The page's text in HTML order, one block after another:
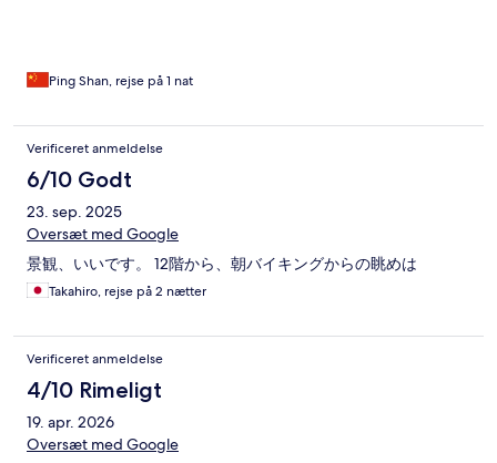
Ping Shan, rejse på 1 nat
Verificeret anmeldelse
6/10 Godt
23. sep. 2025
Oversæt med Google
景観、いいです。 12階から、朝バイキングからの眺めは
Takahiro, rejse på 2 nætter
Verificeret anmeldelse
4/10 Rimeligt
19. apr. 2026
Oversæt med Google